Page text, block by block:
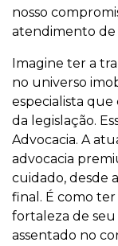
nosso
atendimento de
Imagine ter a
no universo
especialista que
da legislação.
Advocacia. A
advocacia
cuidado, desde
final. É como
fortaleza de
assentado no